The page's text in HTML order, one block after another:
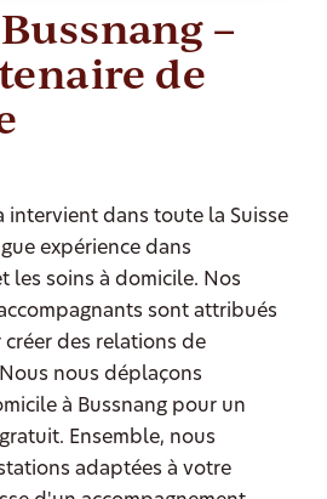
–
de
intervient dans toute la Suisse
expérience dans
les soins à domicile. Nos
sont attribués
des relations de
nous déplaçons
à Bussnang pour un
Ensemble, nous
adaptées à votre